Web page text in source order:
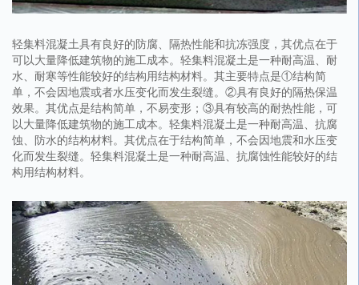
轻集料混凝土具有良好的防腐、隔热性能和抗冻强度，其优点在于
可以大量降低建筑物的施工成本。轻集料混凝土是一种耐高温、耐
水、耐寒等性能较好的结构用结构材料。其主要特点是①结构简
单，不会因地震或者水压变化而发生裂缝。②具有良好的隔热保温
效果。其优点是结构简单，不易变形；③具有较高的耐热性能，可
以大量降低建筑物的施工成本。轻集料混凝土是一种耐高温、抗腐
蚀、防水的结构材料。其优点在于结构简单，不会因地震和水压变
化而发生裂缝。轻集料混凝土是一种耐高温、抗腐蚀性能较好的结
构用结构材料。